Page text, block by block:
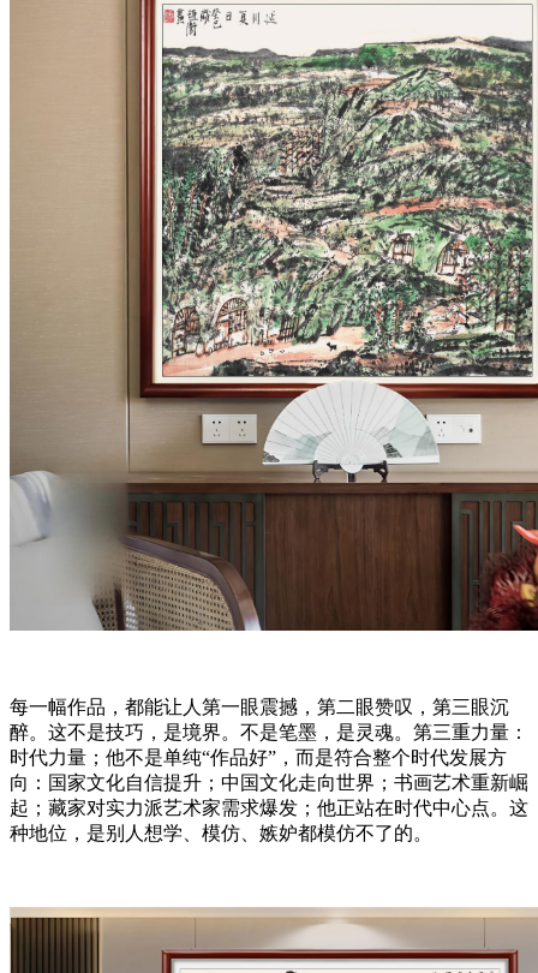
每一幅作品，都能让人第一眼震撼，第二眼赞叹，第三眼沉
醉。这不是技巧，是境界。不是笔墨，是灵魂。第三重力量：
时代力量；他不是单纯“作品好”，而是符合整个时代发展方
向：国家文化自信提升；中国文化走向世界；书画艺术重新崛
起；藏家对实力派艺术家需求爆发；他正站在时代中心点。这
种地位，是别人想学、模仿、嫉妒都模仿不了的。